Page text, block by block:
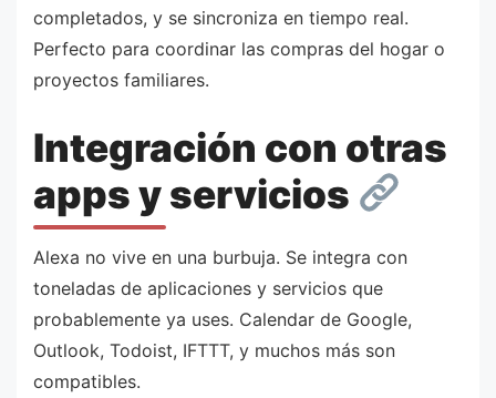
completados, y se sincroniza en tiempo real.
Perfecto para coordinar las compras del hogar o
proyectos familiares.
Integración con otras
apps y servicios
Alexa no vive en una burbuja. Se integra con
toneladas de aplicaciones y servicios que
probablemente ya uses. Calendar de Google,
Outlook, Todoist, IFTTT, y muchos más son
compatibles.